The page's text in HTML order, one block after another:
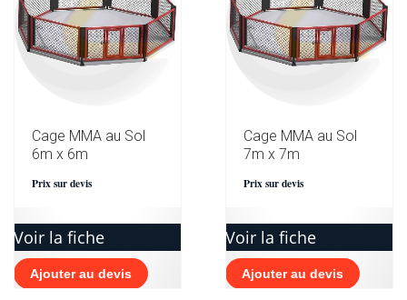
Cage MMA au Sol
6m x 6m
Prix sur devis
Voir la fiche
Ajouter au devis
Cage MMA au Sol
7m x 7m
Prix sur devis
Voir la fiche
Ajouter au devis